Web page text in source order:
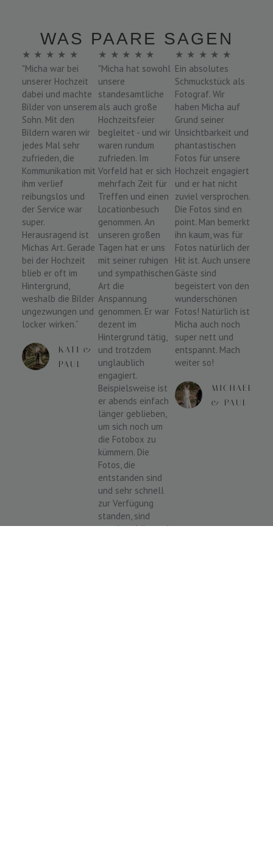
WAS PAARE SAGEN
★ ★ ★ ★ ★
"Micha war bei
unserer Hochzeit
dabei und machte
Bilder von unserem
Sohn. Mit den
Bildern waren wir
jedes Mal sehr
zufrieden, die
Kommunikation mit
ihm verlief
reibungslos und
der Service war
super.
Herausragend ist
Michas Art. Gerade
bei der Hochzeit
blieb er oft im
Hintergrund,
weshalb die Bilder
ungezwungen und
locker wirken.”
KATI &
PAUL
★ ★ ★ ★ ★
"Micha hat sowohl
unsere
standesamtliche
als auch große
Hochzeitsfeier
begleitet - und wir
waren rundum
zufrieden. Im
Vorfeld hat er sich
mehrfach Zeit für
Treffen und einen
Locationbesuch
genommen. An
unseren großen
Tagen hat er uns
mit seiner ruhigen
und sympathischen
Art die
Anspannung
genommen. Er war
dezent im
Hintergrund tätig,
und trotzdem
unglaublich
engagiert.
Beispielsweise ist
er abends einfach
länger geblieben,
um sich noch um
die Fotobox zu
kümmern. Die
Fotos, die
entstanden sind
und sehr schnell
zur Verfügung
standen, sind
wunderschön, und
★ ★ ★ ★ ★
Ein absolutes
Schmuckstück als
Fotograf. Wir
haben Micha auf
Grund seiner
Unsichtbarkeit und
phantastischen
Fotos für unsere
Hochzeit engagiert
und er hat nicht
zuviel versprochen.
Die Fotos sind en
point. Man bemerkt
ihn kaum, was für
Fotos natürlich der
Hit ist. Auch unsere
Gäste sind
begeistert von den
wunderschönen
Fotos! Natürlich ist
Micha auch noch
super nett und
entspannt. Mach
weiter so!
MICHAELA
& PAUL